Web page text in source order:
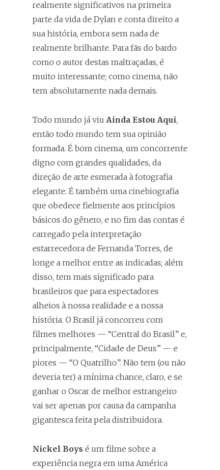
realmente significativos na primeira
parte da vida de Dylan e conta direito a
sua história, embora sem nada de
realmente brilhante. Para fãs do bardo
como o autor destas maltraçadas, é
muito interessante; como cinema, não
tem absolutamente nada demais.
Todo mundo já viu Ainda Estou Aqui,
então todo mundo tem sua opinião
formada. É bom cinema, um concorrente
digno com grandes qualidades, da
direção de arte esmerada à fotografia
elegante. É também uma cinebiografia
que obedece fielmente aos princípios
básicos do gênero, e no fim das contas é
carregado pela interpretação
estarrecedora de Fernanda Torres, de
longe a melhor entre as indicadas; além
disso, tem mais significado para
brasileiros que para espectadores
alheios à nossa realidade e a nossa
história. O Brasil já concorreu com
filmes melhores — “Central do Brasil” e,
principalmente, “Cidade de Deus” — e
piores — “O Quatrilho”. Não tem (ou não
deveria ter) a mínima chance, claro, e se
ganhar o Oscar de melhor estrangeiro
vai ser apenas por causa da campanha
gigantesca feita pela distribuidora.
Nickel Boys é um filme sobre a
experiência negra em uma América